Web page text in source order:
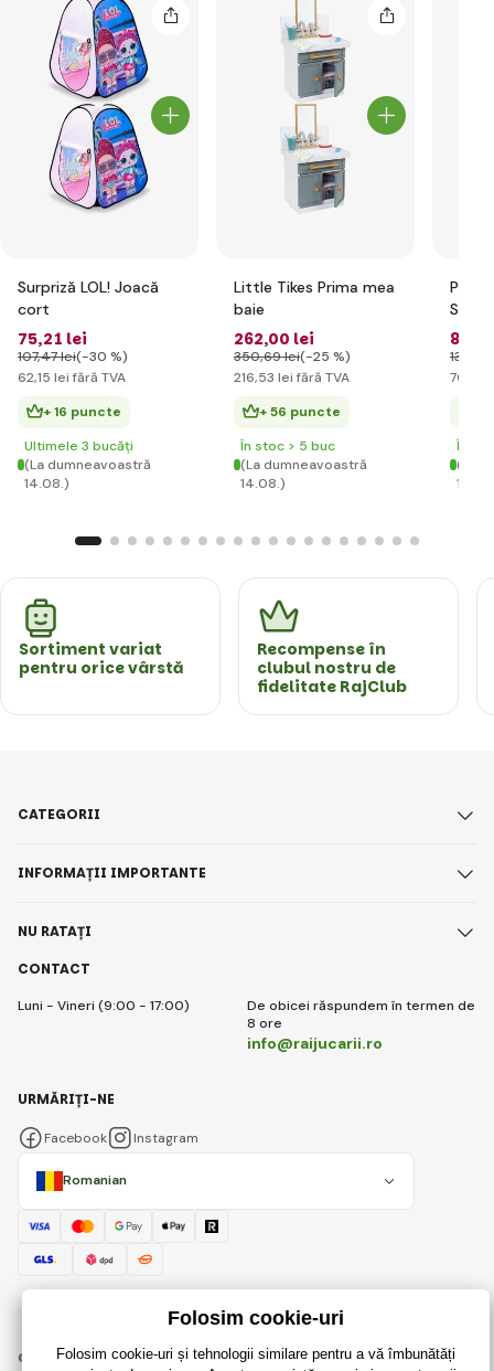
Surpriză LOL! Joacă
cort
75,21 lei
107,47 lei(-30 %)
62,15 lei fără TVA
+ 16 puncte
Ultimele 3 bucăți
(La dumneavoastră
14.08.)
Little Tikes Prima mea
baie
262,00 lei
350,69 lei(-25 %)
216,53 lei fără TVA
+ 56 puncte
În stoc > 5 buc
(La dumneavoastră
14.08.)
Pe!
-
84
133
70
În
(La
Sortiment variat
pentru orice vârstă
Recompense în
clubul nostru de
fidelitate RajClub
CONTACT
Luni - Vineri (9:00 - 17:00)
De obicei răspundem în termen de
8 ore
info@raijucarii.ro
CATEGORII
INFORMAȚII IMPORTANTE
NU RATAȚI
Romanian
URMĂRIȚI-NE
Facebook Instagram
© 2018 - 2026 RaiJucării.ro, Toate drepturile rezervate